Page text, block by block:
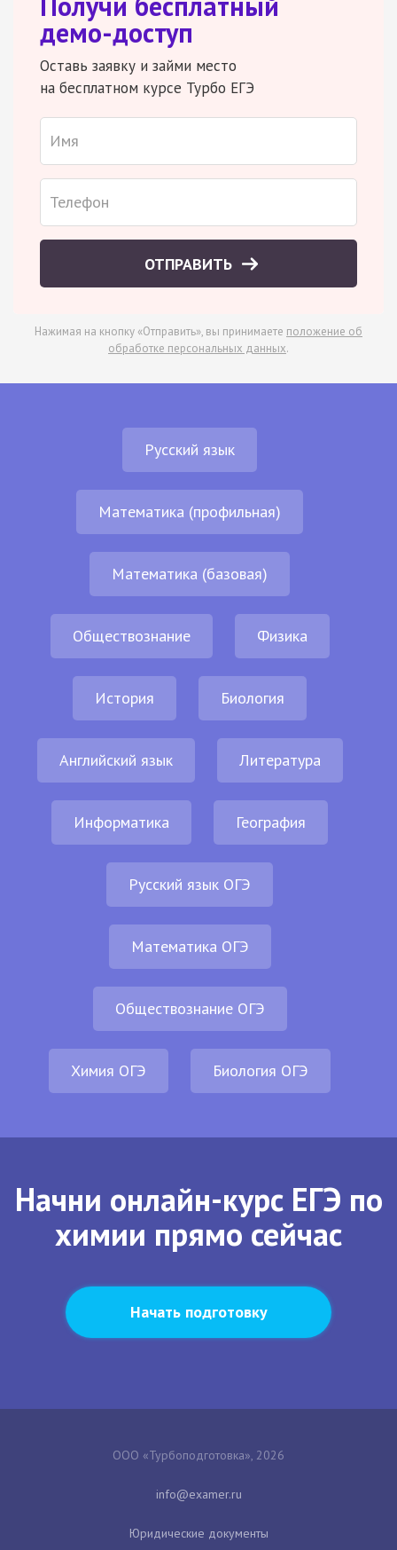
демо-доступ
Оставь заявку и займи место
на бесплатном курсе Турбо ЕГЭ
ОТПРАВИТЬ
Нажимая на кнопку «Отправить», вы принимаете положение об
обработке персональных данных.
Русский язык
Математика (профильная)
Математика (базовая)
Обществознание Физика
История Биология
Английский язык Литература
Информатика География
Русский язык ОГЭ
Математика ОГЭ
Обществознание ОГЭ
Химия ОГЭ Биология ОГЭ
Начни онлайн-курс ЕГЭ по
химии прямо сейчас
Начать подготовку
ООО «Турбоподготовка», 2026
Юридические документы